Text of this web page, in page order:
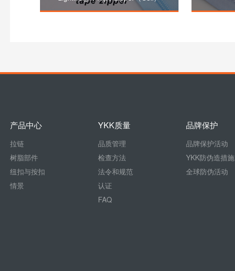
产品中心
拉链
树脂部件
纽扣与按扣
情景
YKK质量
品质管理
检查方法
法令和规范
认证
FAQ
品牌保护
品牌保护活动
YKK防伪造措施
全球防伪活动